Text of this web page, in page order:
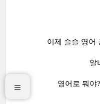
이제 슬슬 영어
알
영어로 뭐야